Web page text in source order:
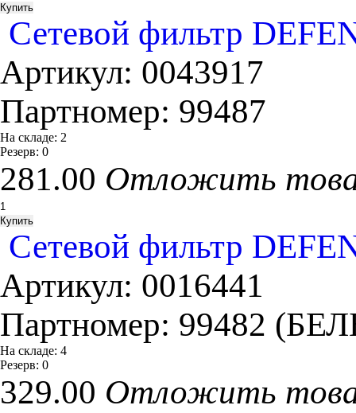
Сетевой фильтр
Артикул: 0043917
Партномер: 99487
На складе: 2
Резерв: 0
281.00 Отложить
Сетевой фильтр
Артикул: 0016441
Партномер: 99482
На складе: 4
Резерв: 0
329.00 Отложить